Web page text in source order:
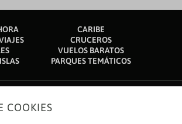
CARIBE
CRUCEROS
VUELOS BARATOS
PARQUES TEMÁTICOS
COOKIES